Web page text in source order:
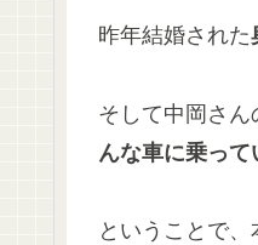
昨年結婚された
そして中岡さん
んな車に乗って
ということで、